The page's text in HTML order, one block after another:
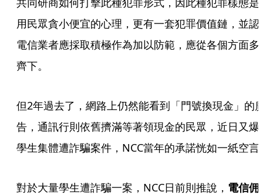
用民眾貪小便宜的心理，更有一套犯罪價值鏈，並認
電信業者應採取積極作為加以防範，應從各個方面多
齊下。
但2年過去了，網路上仍然能看到「門號換現金」的
告，通訊行則依舊擠滿等著領現金的民眾，近日又爆
學生集體遭詐騙案件，NCC當年的承諾恍如一紙空言
對於大量學生遭詐騙一案，NCC日前則推說， 電信佣